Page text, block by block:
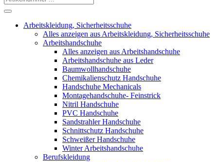
Arbeitskleidung, Sicherheitsschuhe
Alles anzeigen aus Arbeitskleidung, Sicherheitsschuhe
Arbeitshandschuhe
Alles anzeigen aus Arbeitshandschuhe
Arbeitshandschuhe aus Leder
Baumwollhandschuhe
Chemikalienschutz Handschuhe
Handschuhe Mechanicals
Montagehandschuhe- Feinstrick
Nitril Handschuhe
PVC Handschuhe
Sandstrahler Handschuhe
Schnittschutz Handschuhe
Schweißer Handschuhe
Winter Arbeitshandschuhe
Berufskleidung